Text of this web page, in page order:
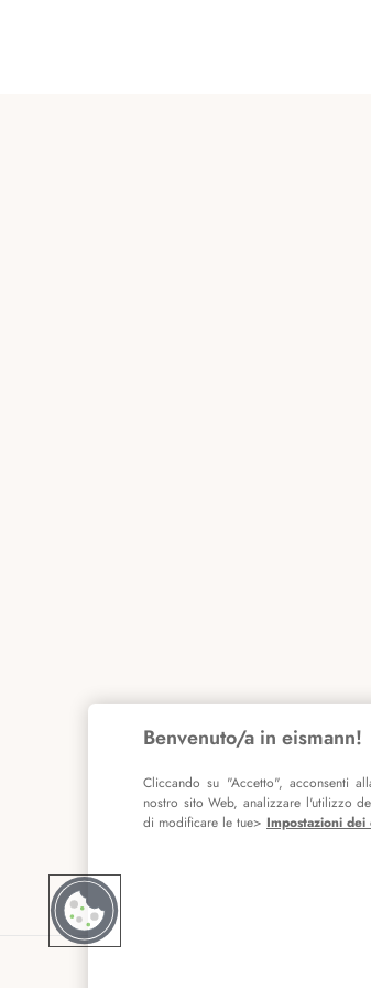
Benvenuto/a in eismann!
Cliccando su "Accetto", acconsenti
nostro sito Web, analizzare l'utilizzo
di modificare le tue> Impostazioni dei